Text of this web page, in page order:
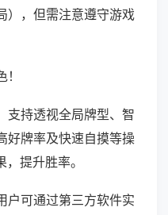
），但需注意遵守游戏
支持透视全局牌型、智
好牌率及快速自摸等操
提升胜率。
户可通过第三方软件实